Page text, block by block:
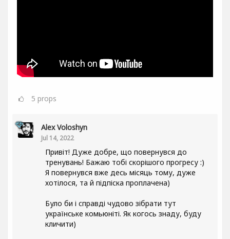
5 props
Alex Voloshyn
Jul 14, 2022
Привіт! Дуже добре, що повернувся до
тренувань! Бажаю тобі скорішого прогресу :)
Я повернувся вже десь місяць тому, дуже
хотілося, та й підпіска проплачена)
Було би і справді чудово зібрати тут
українське комьюніті. Як когось знаду, буду
кличити)